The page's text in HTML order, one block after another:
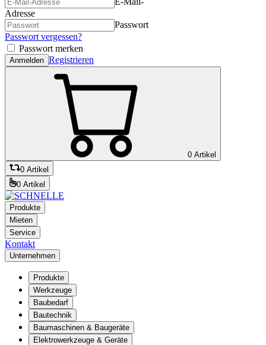
Adresse
Passwort
Passwort vergessen?
Passwort merken
Anmelden Registrieren
0 Artikel
0 Artikel
0 Artikel
Produkte
Mieten
Service
Kontakt
Unternehmen
Produkte
Werkzeuge
Baubedarf
Bautechnik
Baumaschinen & Baugeräte
Elektrowerkzeuge & Geräte